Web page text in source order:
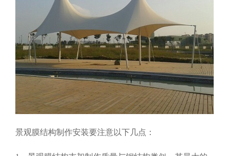
景观膜结构制作安装要注意以下几点：